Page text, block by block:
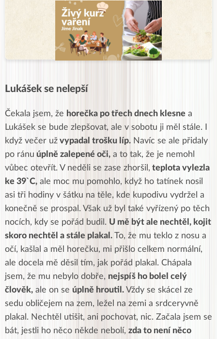
Lukášek se nelepší
Čekala jsem, že horečka po třech dnech klesne a
Lukášek se bude zlepšovat, ale v sobotu ji měl stále. I
když večer už vypadal trošku líp. Navíc se ale přidaly
po ránu úplně zalepené oči, a to tak, že je nemohl
vůbec otevřít. V neděli se zase zhoršil, teplota vylezla
ke 39`C, ale moc mu pomohlo, když ho tatínek nosil
asi tři hodiny v šátku na těle, kde kupodivu vydržel a
konečně se prospal. Však už byl také vyřízený po těch
nocích, kdy se pořád budil. U mě být ale nechtěl, kojit
skoro nechtěl a stále plakal. To, že mu teklo z nosu a
očí, kašlal a měl horečku, mi přišlo celkem normální,
ale docela mě děsil tím, jak pořád plakal. Chápala
jsem, že mu nebylo dobře, nejspíš ho bolel celý
člověk, ale on se úplně hroutil. Vždy se skácel ze
sedu obličejem na zem, ležel na zemi a srdceryvně
plakal. Nechtěl utišit, ani pochovat, nic. Začala jsem se
bát, jestli ho něco někde nebolí, zda to není něco